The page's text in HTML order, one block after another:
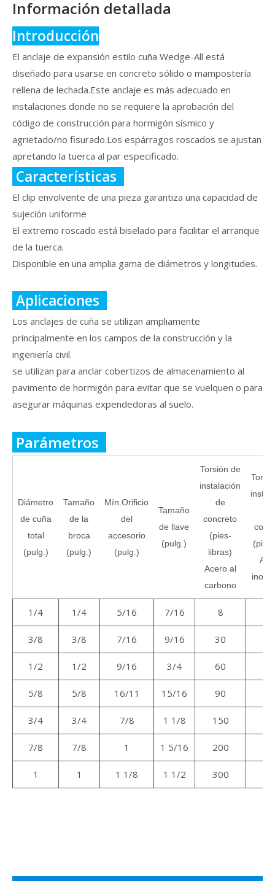
Información detallada
Introducción
El anclaje de expansión estilo cuña Wedge-All está
diseñado para usarse en concreto sólido o mampostería
rellena de lechada.Este anclaje es más adecuado en
instalaciones donde no se requiere la aprobación del
código de construcción para hormigón sísmico y
agrietado/no fisurado.Los espárragos roscados se ajustan
apretando la tuerca al par especificado.
Características
El clip envolvente de una pieza garantiza una capacidad de
sujeción uniforme
El extremo roscado está biselado para facilitar el arranque
de la tuerca.
Disponible en una amplia gama de diámetros y longitudes.
Aplicaciones
Los anclajes de cuña se utilizan ampliamente
principalmente en los campos de la construcción y la
ingeniería civil.
se utilizan para anclar cobertizos de almacenamiento al
pavimento de hormigón para evitar que se vuelquen o para
asegurar máquinas expendedoras al suelo.
Parámetros
Diámetro
de cuña
total
(pulg.)
Tamaño
de la
broca
(pulg.)
Mín.Orificio
del
accesorio
(pulg.)
Tamaño
de llave
(pulg.)
Torsión de
instalación
de
concreto
(pies-
libras)
Acero al
carbono
1/4 1/4 5/16 7/16 8
3/8 3/8 7/16 9/16 30
1/2 1/2 9/16 3/4 60
5/8 5/8 16/11 15/16 90
3/4 3/4 7/8 1 1/8 150
7/8 7/8 1 1 5/16 200
1 1 1 1/8 1 1/2 300